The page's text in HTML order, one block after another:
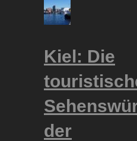
Kiel: Die
der